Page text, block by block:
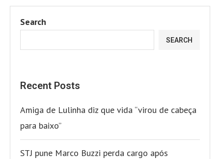
Search
SEARCH
Recent Posts
Amiga de Lulinha diz que vida “virou de cabeça
para baixo”
STJ pune Marco Buzzi perda cargo após